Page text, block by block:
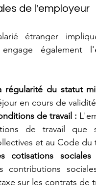
de l'employeur
étranger
engage également
régularité du statut
en cours de
de travail :
de travail que
et au Code du
cotisations
contributions
sur les contrats de